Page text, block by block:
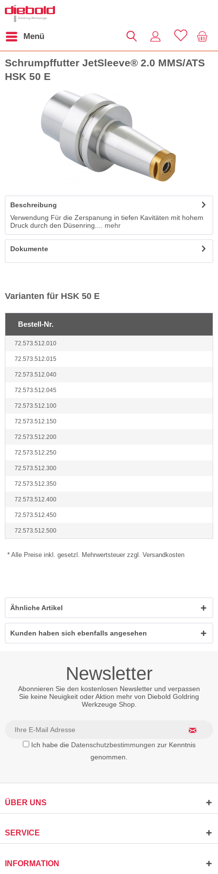
Menü
Schrumpffutter JetSleeve® 2.0 MMS/ATS
HSK 50 E
Beschreibung
Verwendung Für die Zerspanung in tiefen Kavitäten mit hohem
Druck durch den Düsenring....
mehr
Dokumente
Varianten für HSK 50 E
Bestell-Nr.
72.573.512.010
72.573.512.015
72.573.512.040
72.573.512.045
72.573.512.100
72.573.512.150
72.573.512.200
72.573.512.250
72.573.512.300
72.573.512.350
72.573.512.400
72.573.512.450
72.573.512.500
* Alle Preise inkl. gesetzl. Mehrwertsteuer zzgl. Versandkosten
Ähnliche Artikel
Kunden haben sich ebenfalls angesehen
Newsletter
Abonnieren Sie den kostenlosen Newsletter und verpassen
Sie keine Neuigkeit oder Aktion mehr von Diebold Goldring
Werkzeuge Shop.
Ich habe die Datenschutzbestimmungen zur Kenntnis
genommen.
ÜBER UNS
SERVICE
INFORMATION